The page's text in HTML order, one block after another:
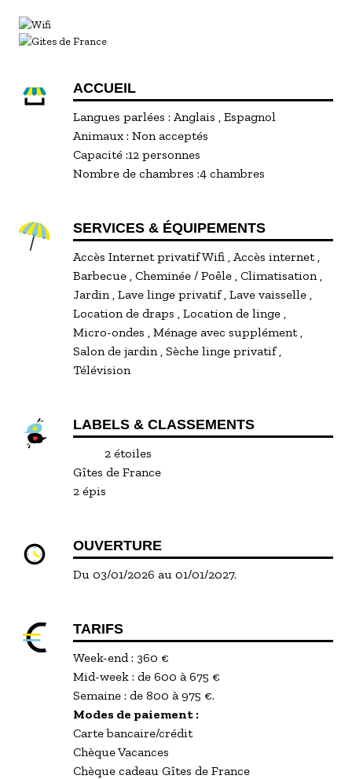
des marchés colorés de la région. Les amateurs
de nature apprécieront les balades à pied ou à
que les passionnés d'histoire visiteront
Tarascon, Avignon ou le Palais des Papes tout
WiFi fibre, TV connectées, buanderie avec lave-
linge et sèche-linge, barbecue, mobilier de jardin,
Chauffage/électricité facturés au réel. Options :
ménage de fin de séjour, location de draps et
linge de toilette.
ACCUEIL
Langues parlées : Anglais
Espagnol
Animaux : Non acceptés
Capacité :12 personnes
Nombre de chambres :4 chambres
SERVICES & ÉQUIPEMENTS
Accès Internet privatif Wifi Accès internet
Barbecue Cheminée / Poêle Climatisation
Jardin Lave linge privatif Lave vaisselle
Location de draps
Location de linge
Micro-ondes
Ménage avec supplément
Salon de jardin Sèche linge privatif
Télévision
LABELS & CLASSEMENTS
2 étoiles
Gîtes de France
2 épis
OUVERTURE
Du 03/01/2026 au 01/01/2027.
TARIFS
Week-end : 360 €
Mid-week : de 600 à 675 €
Semaine : de 800 à 975 €.
Modes de paiement :
Carte bancaire/crédit
Chèque Vacances
Chèque cadeau Gîtes de France